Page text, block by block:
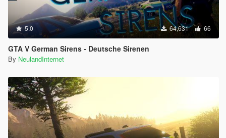
5.0 64,631 66
GTA V German Sirens - Deutsche Sirenen
By NeulandInternet